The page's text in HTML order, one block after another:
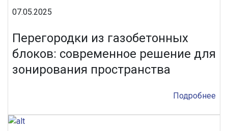
07.05.2025
Перегородки из газобетонных
блоков: современное решение для
зонирования пространства
Подробнее